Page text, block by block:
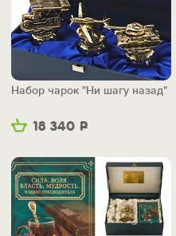
18 340 Р
Набор чарок "Ни шагу назад"